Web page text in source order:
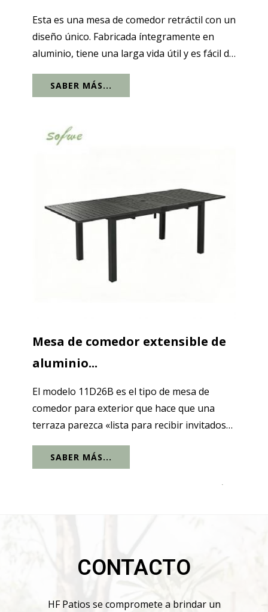
Esta es una mesa de comedor retráctil con un
diseño único. Fabricada íntegramente en
aluminio, tiene una larga vida útil y es fácil de
comedor es de 160 cm cuando no está
SABER MÁS...
Mesa de comedor extensible de
aluminio...
El modelo 11D26B es el tipo de mesa de
comedor para exterior que hace que una
terraza parezca «lista para recibir invitados»
adaptarse a la vida cotidiana. En su
SABER MÁS...
.
CONTACTO
HF Patios se compromete a brindar un